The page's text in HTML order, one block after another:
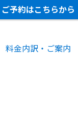
ご予約はこちらから
料金内訳・ご案内